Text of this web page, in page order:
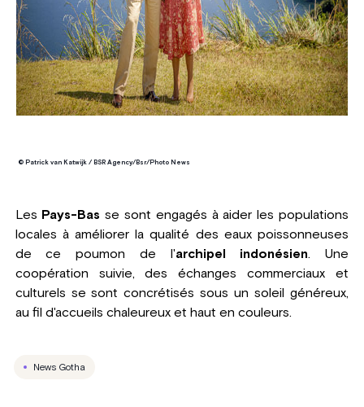
© Patrick van Katwijk / BSR Agency/Bsr/Photo News
Les Pays-Bas se sont engagés à aider les populations
locales à améliorer la qualité des eaux poissonneuses
de ce poumon de l'archipel indonésien. Une
coopération suivie, des échanges commerciaux et
culturels se sont concrétisés sous un soleil généreux,
au fil d'accueils chaleureux et haut en couleurs.
News Gotha